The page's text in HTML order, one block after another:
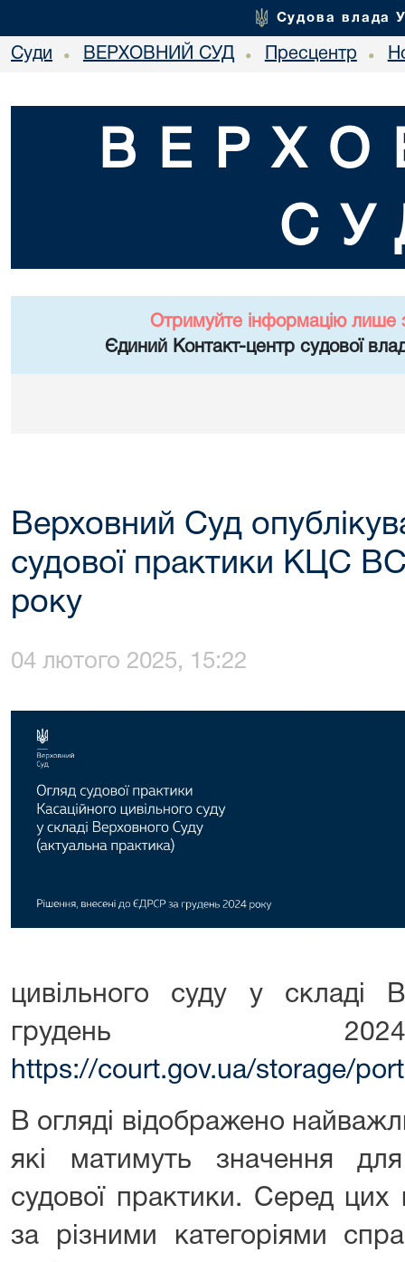
Судова влада
Суди • ВЕРХОВНИЙ СУД • Пресцентр •
Отримуйте інформацію лише
Єдиний Контакт-центр судової
Верховний Суд
судової практики КЦС
року
04 лютого 2025, 15:22
цивільного суду у складі
грудень
https://court.gov.ua/storage/
В огляді відображено
які матимуть значення
судової практики. Серед цих
за різними категоріями